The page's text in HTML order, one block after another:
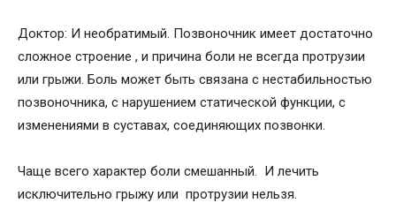
Доктор: И необратимый. Позвоночник имеет достаточно
сложное строение , и причина боли не всегда протрузии
или грыжи. Боль может быть связана с нестабильностью
позвоночника, с нарушением статической функции, с
изменениями в суставах, соединяющих позвонки.
Чаще всего характер боли смешанный. И лечить
исключительно грыжу или протрузии нельзя.